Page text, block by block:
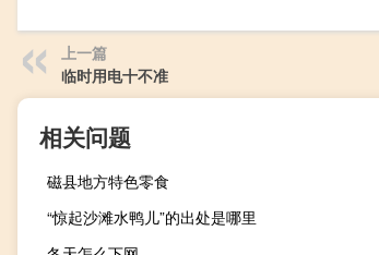
上一篇
临时用电十不准
相关问题
磁县地方特色零食
“惊起沙滩水鸭儿”的出处是哪里